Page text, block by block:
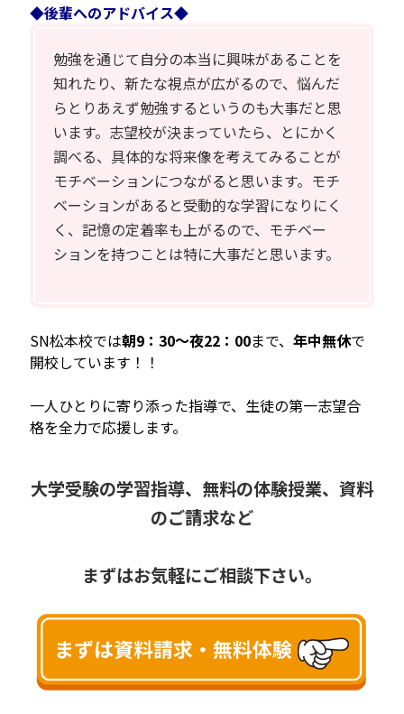
◆後輩へのアドバイス◆
勉強を通じて自分の本当に興味があることを
知れたり、新たな視点が広がるので、悩んだ
らとりあえず勉強するというのも大事だと思
います。志望校が決まっていたら、とにかく
調べる、具体的な将来像を考えてみることが
モチベーションにつながると思います。モチ
ベーションがあると受動的な学習になりにく
く、記憶の定着率も上がるので、モチベー
ションを持つことは特に大事だと思います。
SN松本校では朝9：30～夜22：00まで、年中無休で
開校しています！！
一人ひとりに寄り添った指導で、生徒の第一志望合
格を全力で応援します。
大学受験の学習指導、無料の体験授業、資料
のご請求など
まずはお気軽にご相談下さい。